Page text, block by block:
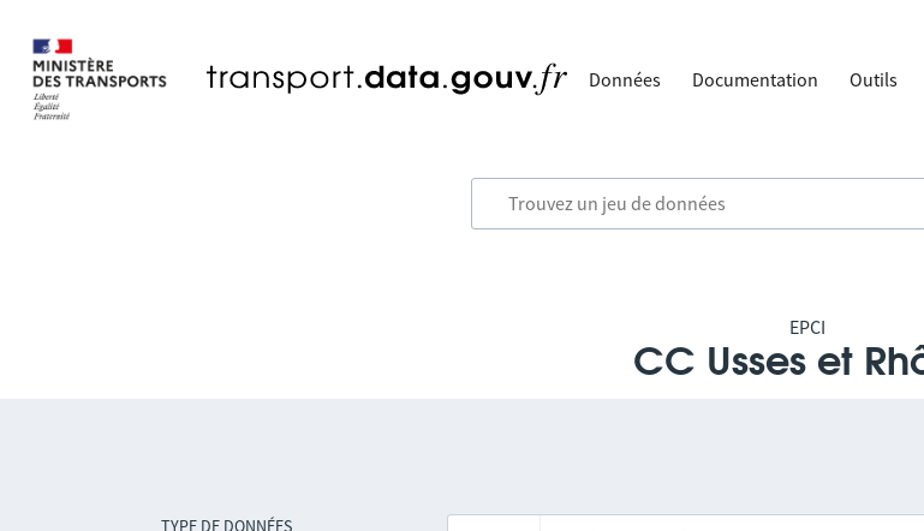
Données Documentation Outils
EPCI
CC Usses et
TYPE DE DONNÉES